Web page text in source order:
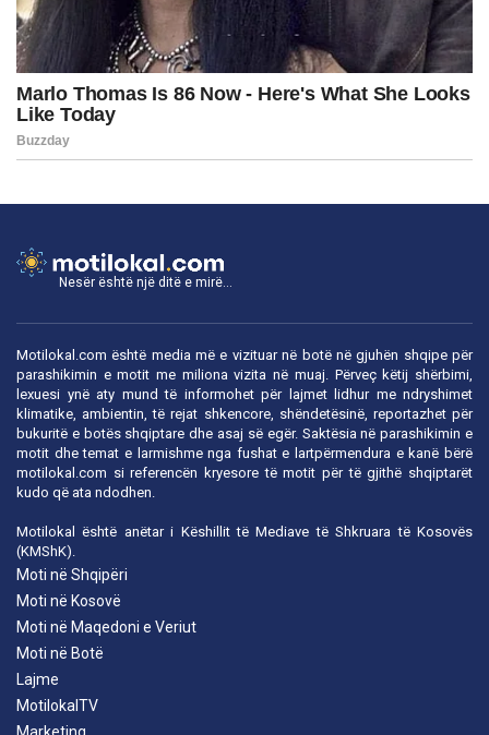
Nesër është një ditë e mirë...
Motilokal.com është media më e vizituar në botë në gjuhën shqipe për
parashikimin e motit me miliona vizita në muaj. Përveç këtij shërbimi,
lexuesi ynë aty mund të informohet për lajmet lidhur me ndryshimet
klimatike, ambientin, të rejat shkencore, shëndetësinë, reportazhet për
bukuritë e botës shqiptare dhe asaj së egër. Saktësia në parashikimin e
motit dhe temat e larmishme nga fushat e lartpërmendura e kanë bërë
motilokal.com si referencën kryesore të motit për të gjithë shqiptarët
kudo që ata ndodhen.
Motilokal është anëtar i Këshillit të Mediave të Shkruara të Kosovës
(KMShK).
Moti në Shqipëri
Moti në Kosovë
Moti në Maqedoni e Veriut
Moti në Botë
Lajme
MotilokalTV